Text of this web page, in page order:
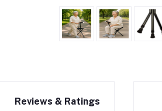
Reviews & Ratings